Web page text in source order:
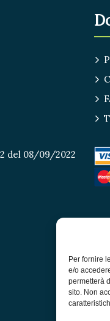
Per fornire
e/o
permetterà
sito. Non
del 08/09/2022